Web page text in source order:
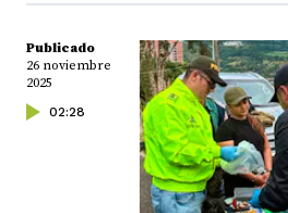
Publicado
26 noviembre
2025
02:28